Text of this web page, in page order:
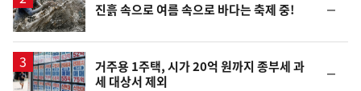
진흙 속으로 여름 속으로 바다는 축제 중!
일
거주용 1주택, 시가 20억 원까지 종부세 과
세 대상서 제외